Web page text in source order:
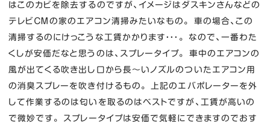
はこのカビを除去するのですが、イメージはダスキンさんなどの
テレビＣＭの家のエアコン清掃みたいなもの。 車の場合、この
清掃するのにけっこうな工賃かかります・・・。 なので、一番わた
くしが安価だなと思うのは、スプレータイプ。 車中のエアコンの
風が出てくる吹き出し口から長～いノズルのついたエアコン用
の消臭スプレーを吹き付けるもの。 上記のエバポレーターを外
して作業するのは匂いを取るのはベストですが、工賃が高いの
で微妙です。 スプレータイプは安価で気軽にできますのでおす